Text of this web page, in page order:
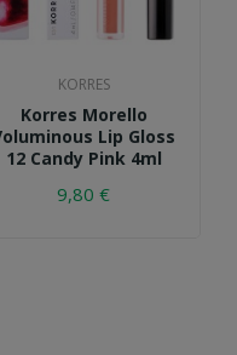
KORRES
Korres Morello
Lip Gloss
12 Candy Pink 4ml
9,80 €